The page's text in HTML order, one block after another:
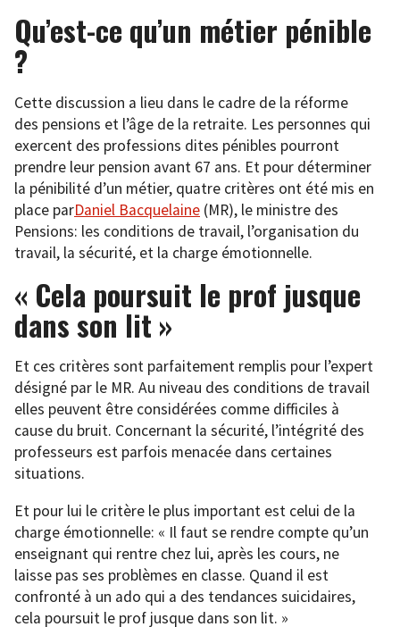
Qu’est-ce qu’un métier pénible
?
Cette discussion a lieu dans le cadre de la réforme
des pensions et l’âge de la retraite. Les personnes qui
exercent des professions dites pénibles pourront
prendre leur pension avant 67 ans. Et pour déterminer
la pénibilité d’un métier, quatre critères ont été mis en
place parDaniel Bacquelaine (MR), le ministre des
Pensions: les conditions de travail, l’organisation du
travail, la sécurité, et la charge émotionnelle.
« Cela poursuit le prof jusque
dans son lit »
Et ces critères sont parfaitement remplis pour l’expert
désigné par le MR. Au niveau des conditions de travail
elles peuvent être considérées comme difficiles à
cause du bruit. Concernant la sécurité, l’intégrité des
professeurs est parfois menacée dans certaines
situations.
Et pour lui le critère le plus important est celui de la
charge émotionnelle: « Il faut se rendre compte qu’un
enseignant qui rentre chez lui, après les cours, ne
laisse pas ses problèmes en classe. Quand il est
confronté à un ado qui a des tendances suicidaires,
cela poursuit le prof jusque dans son lit. »